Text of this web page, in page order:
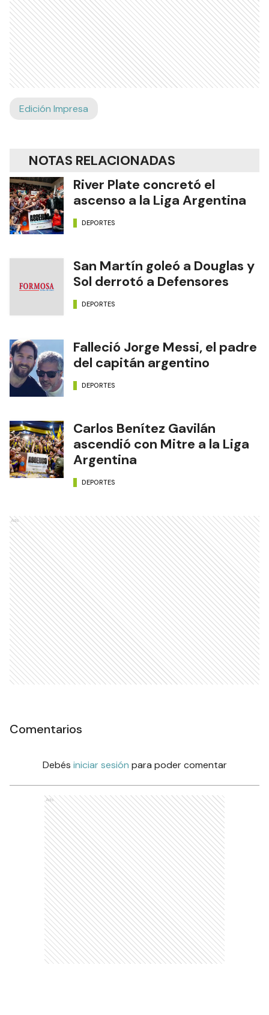
Edición Impresa
NOTAS RELACIONADAS
River Plate concretó el
ascenso a la Liga Argentina
DEPORTES
San Martín goleó a Douglas y
Sol derrotó a Defensores
DEPORTES
Falleció Jorge Messi, el padre
del capitán argentino
DEPORTES
Carlos Benítez Gavilán
ascendió con Mitre a la Liga
Argentina
DEPORTES
Ads
Comentarios
Debés iniciar sesión para poder comentar
Ads